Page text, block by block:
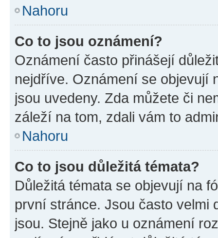
Nahoru
Co to jsou oznámení?
Oznámení často přinášejí
nejdříve. Oznámení se objevují
jsou uvedeny. Zda můžete či
záleží na tom, zdali vám to
Nahoru
Co to jsou důležitá témata?
Důležitá témata se objevují na
první stránce. Jsou často velmi
jsou. Stejně jako u oznámení